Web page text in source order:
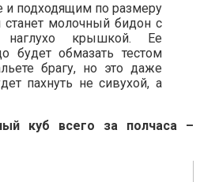
подходящим по размеру
молочный бидон с
наглухо крышкой. Ее
будет обмазать тестом
брагу, но это даже
пахнуть не сивухой, а
куб всего за полчаса –